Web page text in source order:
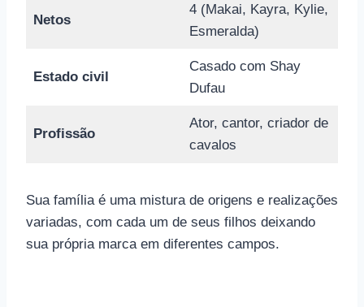
Netos
4 (Makai, Kayra, Kylie,
Esmeralda)
Estado civil
Casado com Shay
Dufau
Profissão
Ator, cantor, criador de
cavalos
Sua família é uma mistura de origens e realizações
variadas, com cada um de seus filhos deixando
sua própria marca em diferentes campos.